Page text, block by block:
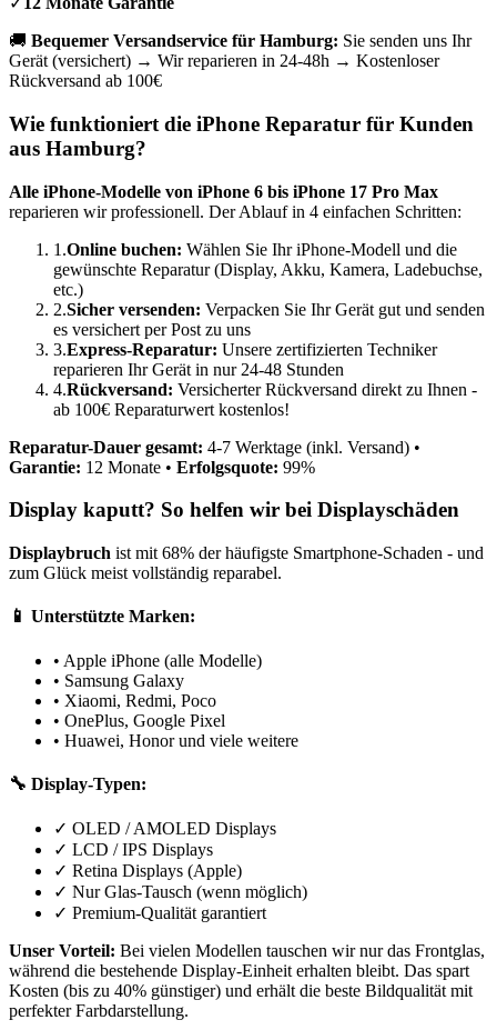
🚚 Bequemer Versandservice für Hamburg: Sie senden uns Ihr
Gerät (versichert) → Wir reparieren in 24-48h → Kostenloser
Rückversand ab 100€
Wie funktioniert die iPhone Reparatur für Kunden
aus Hamburg?
Alle iPhone-Modelle von iPhone 6 bis iPhone 17 Pro Max
reparieren wir professionell. Der Ablauf in 4 einfachen Schritten:
1.Online buchen: Wählen Sie Ihr iPhone-Modell und die
gewünschte Reparatur (Display, Akku, Kamera, Ladebuchse,
etc.)
2.Sicher versenden: Verpacken Sie Ihr Gerät gut und senden
es versichert per Post zu uns
3.Express-Reparatur: Unsere zertifizierten Techniker
reparieren Ihr Gerät in nur 24-48 Stunden
4.Rückversand: Versicherter Rückversand direkt zu Ihnen -
ab 100€ Reparaturwert kostenlos!
Reparatur-Dauer gesamt: 4-7 Werktage (inkl. Versand) •
Garantie: 12 Monate • Erfolgsquote: 99%
Display kaputt? So helfen wir bei Displayschäden
Displaybruch ist mit 68% der häufigste Smartphone-Schaden - und
zum Glück meist vollständig reparabel.
📱 Unterstützte Marken:
• Apple iPhone (alle Modelle)
• Samsung Galaxy
• Xiaomi, Redmi, Poco
• OnePlus, Google Pixel
• Huawei, Honor und viele weitere
🔧 Display-Typen:
✓ OLED / AMOLED Displays
✓ LCD / IPS Displays
✓ Retina Displays (Apple)
✓ Nur Glas-Tausch (wenn möglich)
✓ Premium-Qualität garantiert
Unser Vorteil: Bei vielen Modellen tauschen wir nur das Frontglas,
während die bestehende Display-Einheit erhalten bleibt. Das spart
Kosten (bis zu 40% günstiger) und erhält die beste Bildqualität mit
perfekter Farbdarstellung.